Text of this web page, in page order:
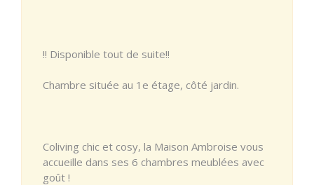
!! Disponible tout de suite!!
Chambre située au 1e étage, côté jardin.
Coliving chic et cosy, la Maison Ambroise vous
accueille dans ses 6 chambres meublées avec
goût !